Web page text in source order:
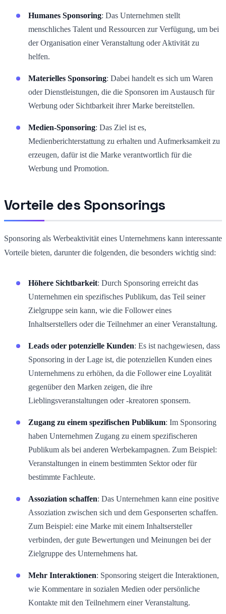
Humanes Sponsoring: Das Unternehmen stellt
menschliches Talent und Ressourcen zur Verfügung, um bei
der Organisation einer Veranstaltung oder Aktivität zu
helfen.
Materielles Sponsoring: Dabei handelt es sich um Waren
oder Dienstleistungen, die die Sponsoren im Austausch für
Werbung oder Sichtbarkeit ihrer Marke bereitstellen.
Medien-Sponsoring: Das Ziel ist es,
Medienberichterstattung zu erhalten und Aufmerksamkeit zu
erzeugen, dafür ist die Marke verantwortlich für die
Werbung und Promotion.
Vorteile des Sponsorings
Sponsoring als Werbeaktivität eines Unternehmens kann interessante
Vorteile bieten, darunter die folgenden, die besonders wichtig sind:
Höhere Sichtbarkeit: Durch Sponsoring erreicht das
Unternehmen ein spezifisches Publikum, das Teil seiner
Zielgruppe sein kann, wie die Follower eines
Inhaltserstellers oder die Teilnehmer an einer Veranstaltung.
Leads oder potenzielle Kunden: Es ist nachgewiesen, dass
Sponsoring in der Lage ist, die potenziellen Kunden eines
Unternehmens zu erhöhen, da die Follower eine Loyalität
gegenüber den Marken zeigen, die ihre
Lieblingsveranstaltungen oder -kreatoren sponsern.
Zugang zu einem spezifischen Publikum: Im Sponsoring
haben Unternehmen Zugang zu einem spezifischeren
Publikum als bei anderen Werbekampagnen. Zum Beispiel:
Veranstaltungen in einem bestimmten Sektor oder für
bestimmte Fachleute.
Assoziation schaffen: Das Unternehmen kann eine positive
Assoziation zwischen sich und dem Gesponserten schaffen.
Zum Beispiel: eine Marke mit einem Inhaltsersteller
verbinden, der gute Bewertungen und Meinungen bei der
Zielgruppe des Unternehmens hat.
Mehr Interaktionen: Sponsoring steigert die Interaktionen,
wie Kommentare in sozialen Medien oder persönliche
Kontakte mit den Teilnehmern einer Veranstaltung.